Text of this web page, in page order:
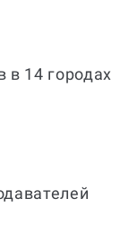
в 14 городах